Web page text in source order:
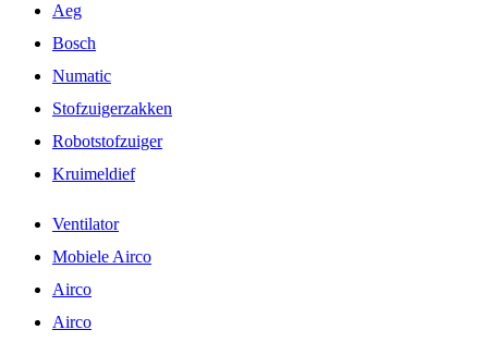
Aeg
Bosch
Numatic
Stofzuigerzakken
Robotstofzuiger
Kruimeldief
Ventilator
Mobiele Airco
Airco
Airco